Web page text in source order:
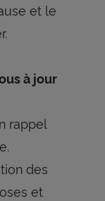
et le
à jour
rappel
des
et